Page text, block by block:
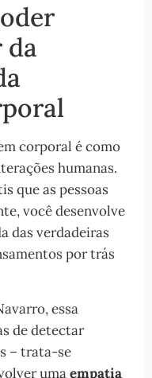
corporal é como
humanas.
que as pessoas
você desenvolve
das verdadeiras
por trás
essa
de detectar
– trata-se
umaempatia